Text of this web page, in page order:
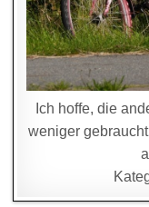
Ich hoffe, die
weniger